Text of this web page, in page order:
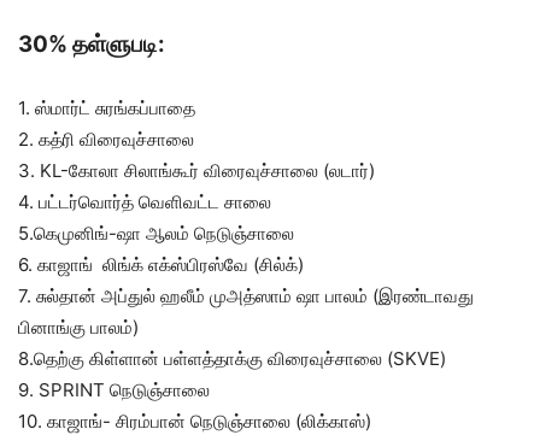
30% தள்ளுபடி:
1. ஸ்மார்ட் சுரங்கப்பாதை
2. கத்ரி விரைவுச்சாலை
3. KL-கோலா சிலாங்கூர் விரைவுச்சாலை (லடார்)
4. பட்டர்வொர்த் வெளிவட்ட சாலை
5.கெமுனிங்-ஷா ஆலம் நெடுஞ்சாலை
6. காஜாங் லிங்க் எக்ஸ்பிரஸ்வே (சில்க்)
7. சுல்தான் அப்துல் ஹலீம் முஅத்ஸாம் ஷா பாலம் (இரண்டாவது
பினாங்கு பாலம்)
8.தெற்கு கிள்ளான் பள்ளத்தாக்கு விரைவுச்சாலை (SKVE)
9. SPRINT நெடுஞ்சாலை
10. காஜாங்- சிரம்பான் நெடுஞ்சாலை (லிக்காஸ்)